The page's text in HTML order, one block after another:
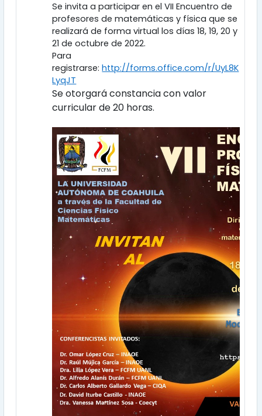
Se invita a participar en el VII Encuentro de
profesores de matemáticas y física que se
realizará de forma virtual los días 18, 19, 20 y
21 de octubre de 2022.
Para
registrarse:http://forms.office.com/r/UyL8K
LyqJT
Se otorgará constancia con valor
curricular de 20 horas.